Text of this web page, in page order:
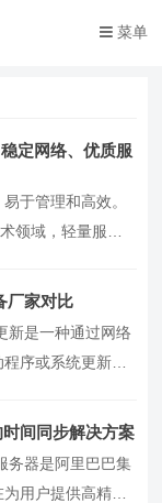
菜单
定网络、优质服
于管理和高效。
领域，轻量服务
厂家对比
新是一种通过网络
序或系统更新到
间同步解决方案
务器是阿里巴巴集
为用户提供高精